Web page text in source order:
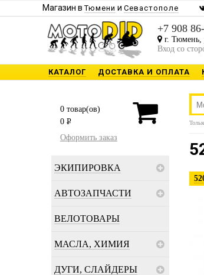
Магазин вТюмени и Севастополе
+7 908
г. Тюмень,
Вход со
КАТАЛОГ ДОСТАВКА И ОПЛАТА
0 товар(ов)
0 P
Оформить заказ
ЭКИПИРОВКА
АВТОЗАПЧАСТИ
ВЕЛОТОВАРЫ
МАСЛА, ХИМИЯ
ДУГИ, СЛАЙДЕРЫ